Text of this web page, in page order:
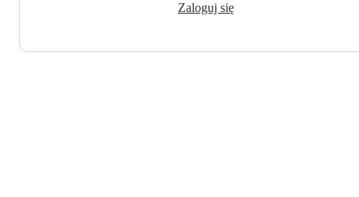
Zaloguj się